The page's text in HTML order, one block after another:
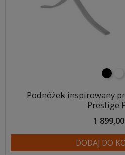
czarny
Podnóżek inspirowany
Prestige
1 899,00
DODAJ DO